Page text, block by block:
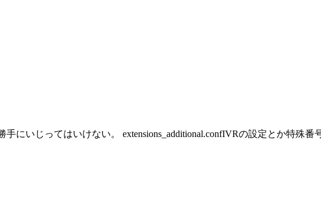
手にいじってはいけない。 extensions_additional.confIVRの設定とか特殊